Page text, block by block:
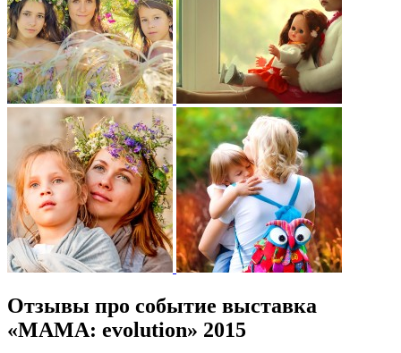
Отзывы про событие выставка
«МАМА: evolution» 2015